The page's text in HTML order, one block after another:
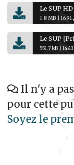
Le SUP HD
1.8 MB |1691
Le SUP
551.7 kB |1443
Il n'y a
pour cette
Soyez le